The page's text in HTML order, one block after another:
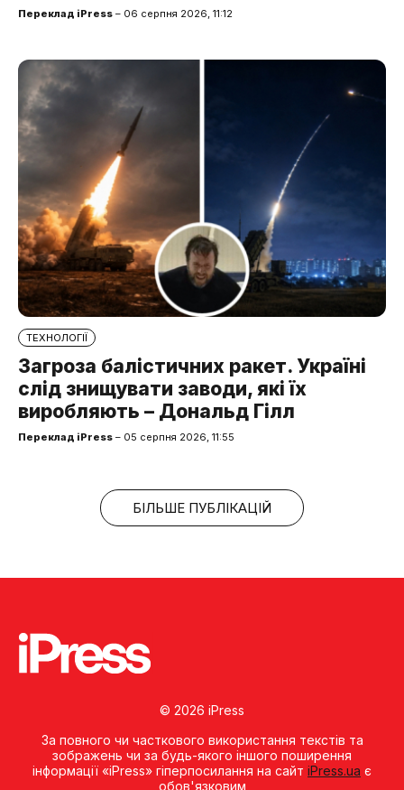
Переклад iPress – 06 серпня 2026, 11:12
ТЕХНОЛОГІЇ
Загроза балістичних ракет. Україні
слід знищувати заводи, які їх
виробляють – Дональд Гілл
Переклад iPress – 05 серпня 2026, 11:55
БІЛЬШЕ ПУБЛІКАЦІЙ
© 2026 iPress
За повного чи часткового використання текстів та
зображень чи за будь-якого іншого поширення
інформації «iPress» гіперпосилання на сайт iPress.ua є
обов'язковим